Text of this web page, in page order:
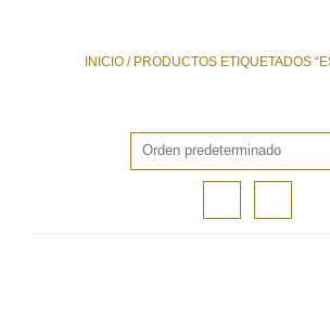
INICIO /PRODUCTOS ETIQUETADOS